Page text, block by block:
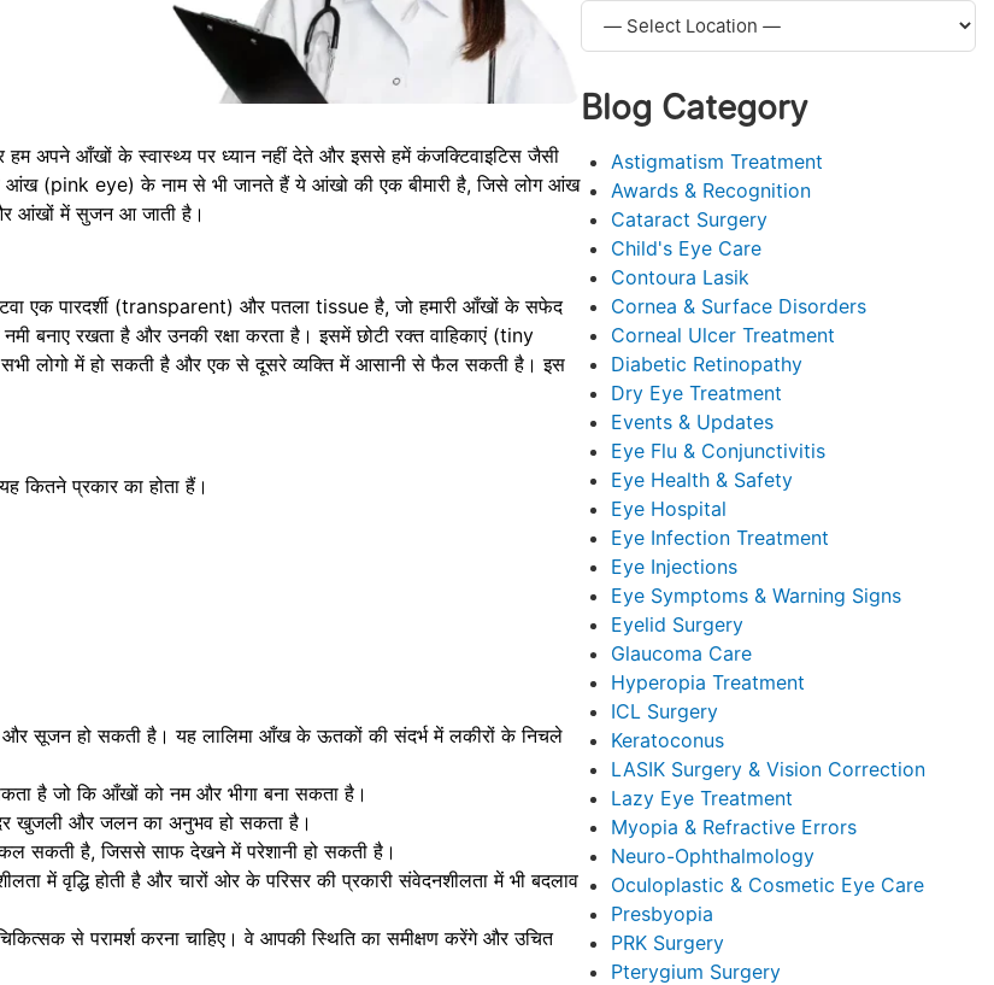
अपने आँखों के स्वास्थ्य पर ध्यान नहीं देते और इससे हमें कंजक्टिवाइटिस जैसी
आंख (pink eye) के नाम से भी जानते हैं ये आंखो की एक बीमारी है, जिसे लोग आंख
आंखों में सुजन आ जाती है।
एक पारदर्शी (transparent) और पतला tissue है, जो हमारी आँखों के सफेद
रखता है और उनकी रक्षा करता है। इसमें छोटी रक्त वाहिकाएं (tiny
सभी लोगो में हो सकती है और एक से दूसरे व्यक्ति में आसानी से फैल सकती है। इस
प्रकार का होता हैं।
और सूजन हो सकती है। यह लालिमा आँख के ऊतकों की संदर्भ में लकीरों के निचले
है जो कि आँखों को नम और भीगा बना सकता है।
खुजली और जलन का अनुभव हो सकता है।
सकती है, जिससे साफ देखने में परेशानी हो सकती है।
में वृद्धि होती है और चारों ओर के परिसर की प्रकारी संवेदनशीलता में भी बदलाव
से परामर्श करना चाहिए। वे आपकी स्थिति का समीक्षण करेंगे और उचित
Blog Category
Astigmatism Treatment
Awards & Recognition
Cataract Surgery
Child's Eye Care
Contoura Lasik
Cornea & Surface Disorders
Corneal Ulcer Treatment
Diabetic Retinopathy
Dry Eye Treatment
Events & Updates
Eye Flu & Conjunctivitis
Eye Health & Safety
Eye Hospital
Eye Infection Treatment
Eye Injections
Eye Symptoms & Warning Signs
Eyelid Surgery
Glaucoma Care
Hyperopia Treatment
ICL Surgery
Keratoconus
LASIK Surgery & Vision Correction
Lazy Eye Treatment
Myopia & Refractive Errors
Neuro-Ophthalmology
Oculoplastic & Cosmetic Eye Care
Presbyopia
PRK Surgery
Pterygium Surgery